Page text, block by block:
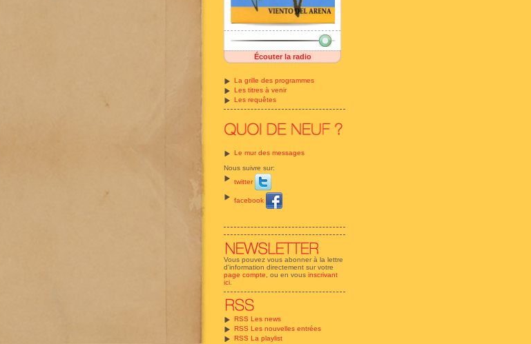
Écouter la radio
La grille des programmes
Les titres à venir
Les requêtes
Le mur des messages
Nous suivre sur:
twitter
facebook
Vous pouvez vous abonner à la lettre
d'information directement sur votre
page compte , ou en vous inscrivant
ici
RSS Les news
RSS Les nouvelles entrées
RSS La playlist